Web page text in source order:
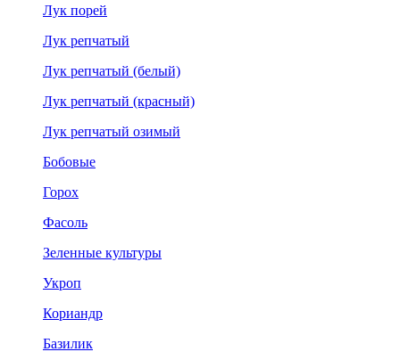
Лук порей
Лук репчатый
Лук репчатый (белый)
Лук репчатый (красный)
Лук репчатый озимый
Бобовые
Горох
Фасоль
Зеленные культуры
Укроп
Кориандр
Базилик